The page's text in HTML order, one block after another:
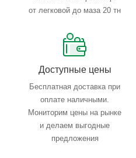
от легковой до маза 20 тн
Доступные цены
Бесплатная доставка при
оплате наличными.
Мониторим цены на рынке
и делаем выгодные
предложения